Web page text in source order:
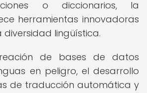
o diccionarios, la
herramientas innovadoras
lingüística.
de bases de datos
en peligro, el desarrollo
de traducción automática y